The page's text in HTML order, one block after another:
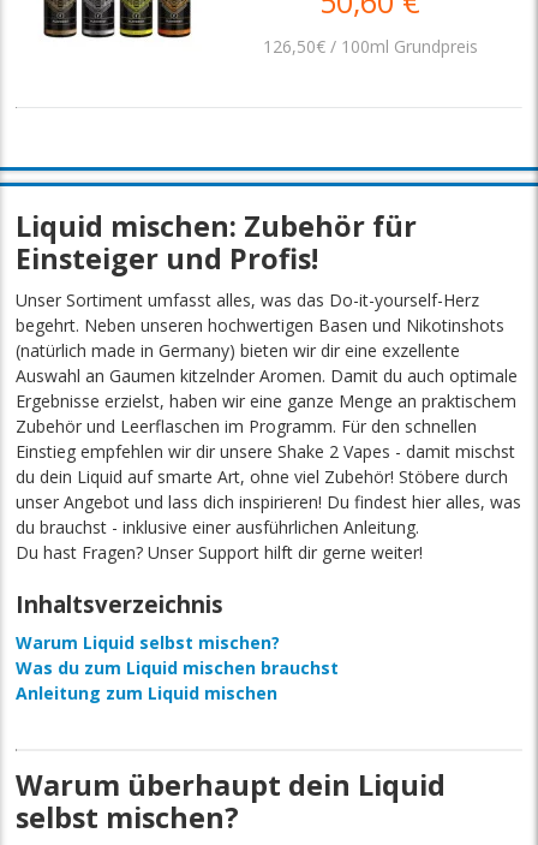
126,50€ / 100ml Grundpreis
Liquid mischen: Zubehör für
Einsteiger und Profis!
Unser Sortiment umfasst alles, was das Do-it-yourself-Herz
begehrt. Neben unseren hochwertigen Basen und Nikotinshots
(natürlich made in Germany) bieten wir dir eine exzellente
Auswahl an Gaumen kitzelnder Aromen. Damit du auch optimale
Ergebnisse erzielst, haben wir eine ganze Menge an praktischem
Zubehör und Leerflaschen im Programm. Für den schnellen
Einstieg empfehlen wir dir unsere Shake 2 Vapes - damit mischst
du dein Liquid auf smarte Art, ohne viel Zubehör! Stöbere durch
unser Angebot und lass dich inspirieren! Du findest hier alles, was
du brauchst - inklusive einer ausführlichen Anleitung.
Du hast Fragen? Unser Support hilft dir gerne weiter!
Inhaltsverzeichnis
Warum Liquid selbst mischen?
Was du zum Liquid mischen brauchst
Anleitung zum Liquid mischen
Warum überhaupt dein Liquid
selbst mischen?